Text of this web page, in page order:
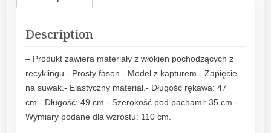
Description
– Produkt zawiera materiały z włókien pochodzących z
recyklingu.- Prosty fason.- Model z kapturem.- Zapięcie
na suwak.- Elastyczny materiał.- Długość rękawa: 47
cm.- Długość: 49 cm.- Szerokość pod pachami: 35 cm.-
Wymiary podane dla wzrostu: 110 cm.